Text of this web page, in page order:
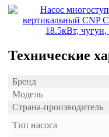
Технические
Бренд
Модель
Страна-производитель
Тип насоса